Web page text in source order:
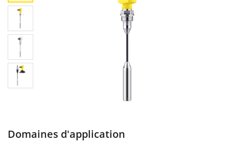
Domaines d'application